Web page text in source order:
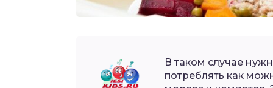
В таком случае
потреблять как